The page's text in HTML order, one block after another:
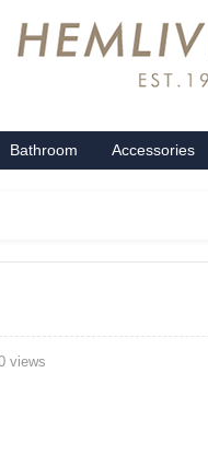
Bathroom Accessories
views